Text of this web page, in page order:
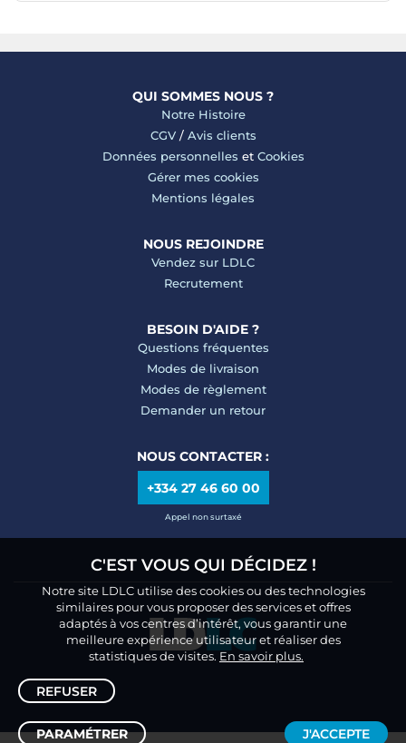
QUI SOMMES NOUS ?
Notre Histoire
CGV/ Avis clients
Données personnelles et Cookies
Gérer mes cookies
Mentions légales
NOUS REJOINDRE
Vendez sur LDLC
Recrutement
BESOIN D'AIDE ?
Questions fréquentes
Modes de livraison
Modes de règlement
Demander un retour
NOUS CONTACTER :
+334 27 46 60 00
Appel non surtaxé
C'EST VOUS QUI DÉCIDEZ !
Notre site LDLC utilise des cookies ou des technologies
similaires pour vous proposer des services et offres
adaptés à vos centres d’intérêt, vous garantir une
meilleure expérience utilisateur et réaliser des
statistiques de visites. En savoir plus.
REFUSER
PARAMÉTRER J'ACCEPTE